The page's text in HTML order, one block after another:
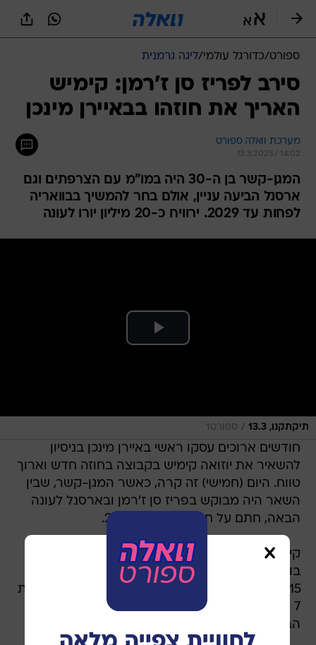
ספורט/כדורגל עולמי/ליגה גרמנית
סירב לפריז סן ז'רמן: קימיש
האריך את חוזהו בבאיירן מינכן
מערכת וואלה ספורט
13.3.2025 / 14:02
המגן-קשר בן ה-30 היה במו"מ עם הצרפתים וגם
ארסנל הביעה עניין, אולם בחר להמשיך בבוואריה
לפחות עד 2029. ירוויח כ-20 מיליון יורו לעונה
תיקתקנו, 13.3 / ספורט1
חודשים ארוכים עסקו ראשי באיירן מינכן בניסיון
להשאיר את יוזואה קימיש בקבוצה בחוזה חדש וארוך
טווח. היום (חמישי) זה קרה, כאשר המגן-קשר, שבין
השאר היה מבוקש בפריז סן ז'רמן ובארסנל לעונה
הבאה, חתם על חוזה חדש עד 2029.
קימיש בן ה-30 ירוויח כ-20 מיליון יורו לעונה כולל
בונוסים בחוזהו החדש. לבאיירן מינכן הוא הגיע בקיץ
2015, חצי שנה אחרי שסוכם מעברו מלייפציג תמורת
7 מיליון יורו. עד כה ערך קימיש 429 הופעות במדי
הבווארים, הבקיע 43 שערים ובישל עוד 114.